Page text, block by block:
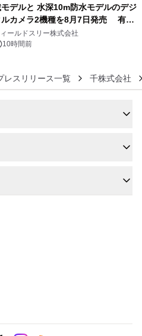
デルと 水深10m防水モデルのデジ
ルカメラ2機種を8月7日発売 有効
万画素、用途別に選べるコンデ
登場
ールドスリー株式会社
10時間前
レスリリース一覧 千株式会社